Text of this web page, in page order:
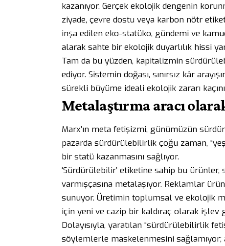
kazanıyor. Gerçek ekolojik dengenin
ziyade, çevre dostu veya karbon nötr
inşa edilen eko-statüko, gündemi ve
alarak sahte bir ekolojik duyarlılık hissi
Tam da bu yüzden, kapitalizmin
ediyor. Sistemin doğası, sınırsız kâr
sürekli büyüme ideali ekolojik zararı
Metalaştırma aracı
Marx’ın meta fetişizmi, günümüzün
pazarda sürdürülebilirlik çoğu zaman,
bir statü kazanmasını sağlıyor.
‘Sürdürülebilir’ etiketine sahip bu
varmışçasına metalaşıyor. Reklamlar
sunuyor. Üretimin toplumsal ve ekolojik
için yeni ve cazip bir kaldıraç olarak işlev
Dolayısıyla, yaratılan “sürdürülebilirlik
söylemlerle maskelenmesini